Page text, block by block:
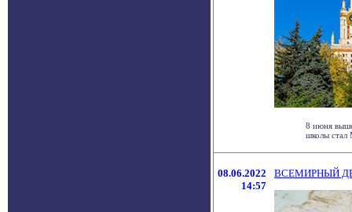
8 июня
школы стал
08.06.2022
14:57
ВСЕМИРНЫЙ